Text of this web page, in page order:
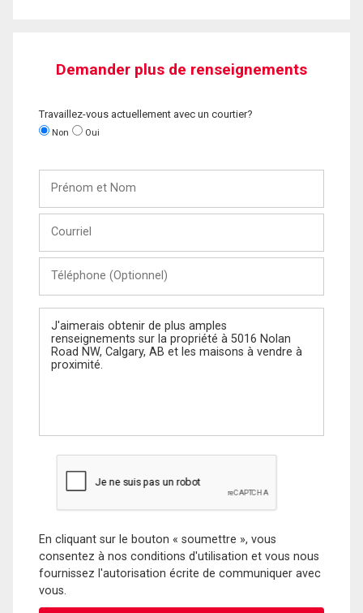
Demander plus de renseignements
Travaillez-vous actuellement avec un courtier?
Non Oui
Nom
(Optionnel)
Message
En cliquant sur le bouton « soumettre », vous
consentez à nos conditions d'utilisation et vous nous
fournissez l'autorisation écrite de communiquer avec
vous.